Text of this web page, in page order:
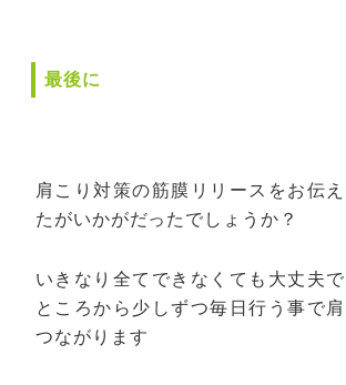
最後に
肩こり対策の筋膜リリースをお伝
たがいかがだったでしょうか？
いきなり全てできなくても大丈夫
ところから少しずつ毎日行う事で
つながります